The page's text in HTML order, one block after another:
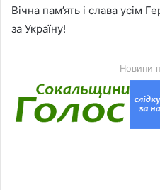
Вічна пам’ять і слава усім
за Україну!
Новини